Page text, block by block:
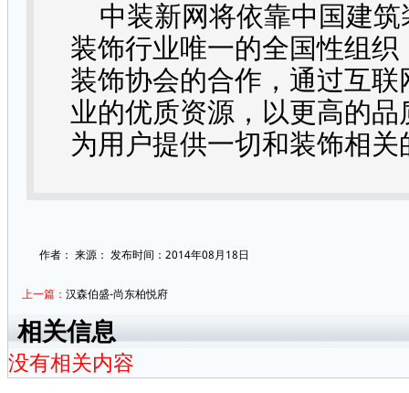
中装新网将依靠中国建
装饰行业唯一的全国性组
装饰协会的合作，通过互
业的优质资源，以更高的
为用户提供一切和装饰相
作者： 来源： 发布时间：2014年08月18日
上一篇： 汉森伯盛-尚东柏悦府
相关信息
没有相关内容